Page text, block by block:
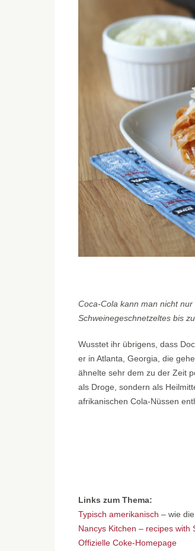
Coca-Cola kann man nicht nur
Schweinegeschnetzeltes bis
Wusstet ihr übrigens, dass
er in Atlanta, Georgia, die
ähnelte sehr dem zu der Zeit
als Droge, sondern als
afrikanischen Cola-Nüssen
Links zum Thema:
Typisch amerikanisch – wie
Nancys Kitchen – recipes with
Offizielle Coke-Homepage